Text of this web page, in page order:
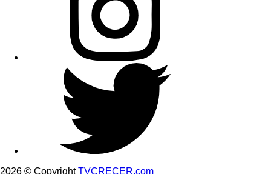
2026 © CopyrightTVCRECER.com